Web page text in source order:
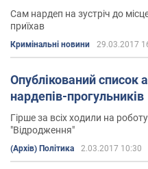
Сам нардеп на зустріч до
приїхав
Кримінальні новини 29.03.2017
Опублікований список
нардепів-прогульників
Гірше за всіх ходили на
"Відродження"
(Архів) Політика 2.03.2017 10:30